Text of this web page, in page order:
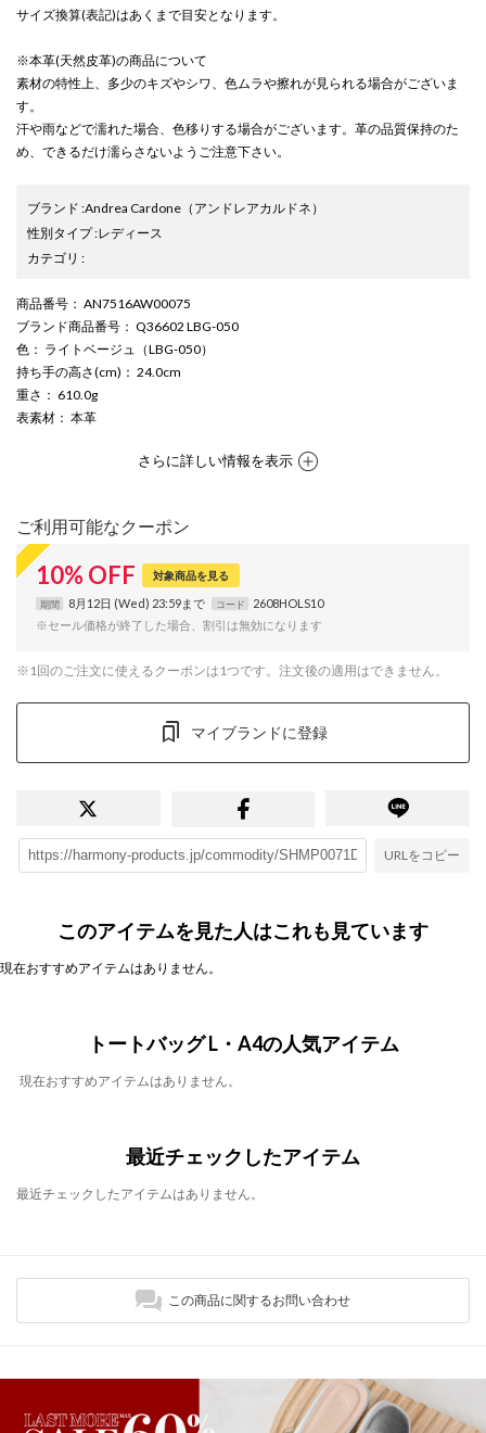
サイズ換算(表記)はあくまで目安となります。
※本革(天然皮革)の商品について
素材の特性上、多少のキズやシワ、色ムラや擦れが見られる場合がございま
す。
汗や雨などで濡れた場合、色移りする場合がございます。革の品質保持のた
め、できるだけ濡らさないようご注意下さい。
ブランド :Andrea Cardone （アンドレアカルドネ）
性別タイプ:レディース
カテゴリ :
商品番号 ： AN7516AW00075
ブランド商品番号 ： Q36602 LBG-050
色 ： ライトベージュ（LBG-050）
持ち手の高さ(cm) ： 24.0cm
重さ ： 610.0g
表素材 ： 本革
さらに詳しい情報を表示
ご利用可能なクーポン
10% OFF 対象商品を見る
期間 8月12日 (Wed) 23:59まで コード
2608HOLS10
※セール価格が終了した場合、割引は無効になります
※1回のご注文に使えるクーポンは1つです。注文後の適用はできません。
マイブランドに登録
URLをコピー
このアイテムを見た人はこれも見ています
現在おすすめアイテムはありません。
トートバッグ L・A4の人気アイテム
現在おすすめアイテムはありません。
最近チェックしたアイテム
最近チェックしたアイテムはありません。
この商品に関するお問い合わせ